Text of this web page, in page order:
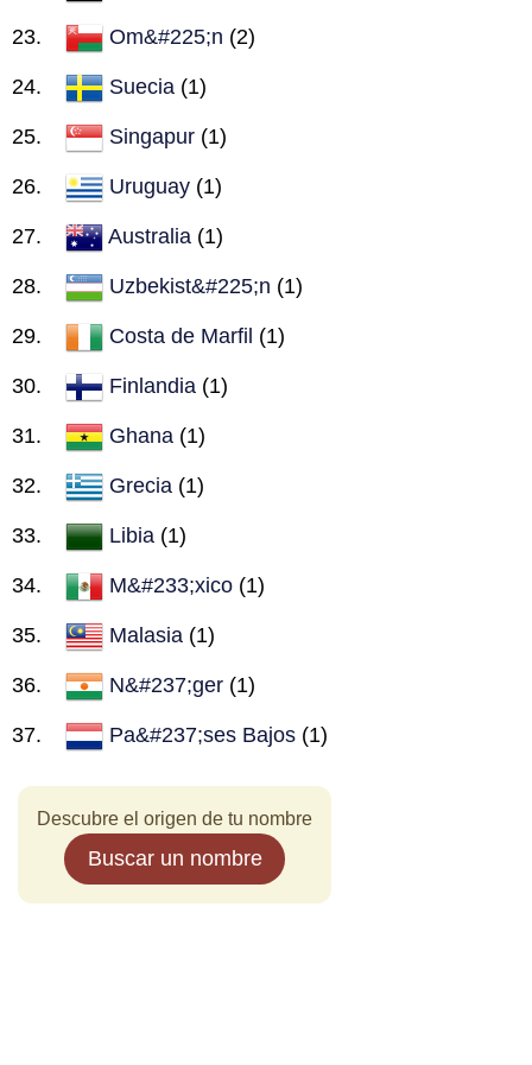
Om&#225;n (2)
Suecia (1)
Singapur (1)
Uruguay (1)
Australia (1)
Uzbekist&#225;n (1)
Costa de Marfil (1)
Finlandia (1)
Ghana (1)
Grecia (1)
Libia (1)
M&#233;xico (1)
Malasia (1)
N&#237;ger (1)
Pa&#237;ses Bajos (1)
Descubre el origen de tu nombre
Buscar un nombre